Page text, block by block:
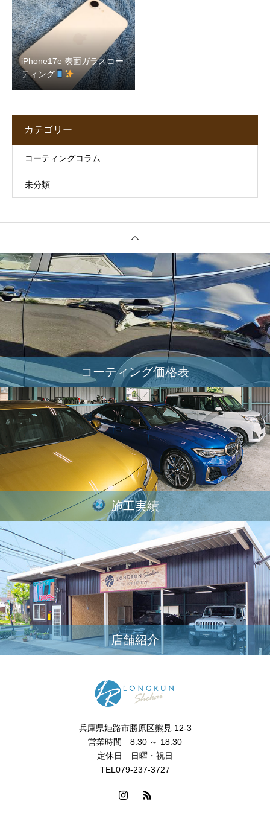
iPhone17e 表面ガラスコー
ティング
カテゴリー
コーティングコラム
未分類
コーティング価格表
施工実績
店舗紹介
兵庫県姫路市勝原区熊見 12-3
営業時間 8:30 ～ 18:30
定休日 日曜・祝日
TEL079-237-3727